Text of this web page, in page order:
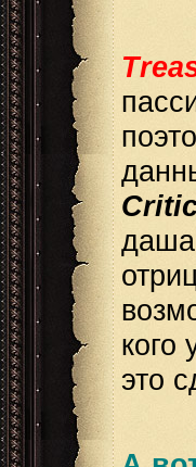
даша
кого
это